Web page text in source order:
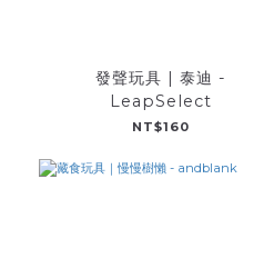
發聲玩具 | 泰迪 -
LeapSelect
NT$160